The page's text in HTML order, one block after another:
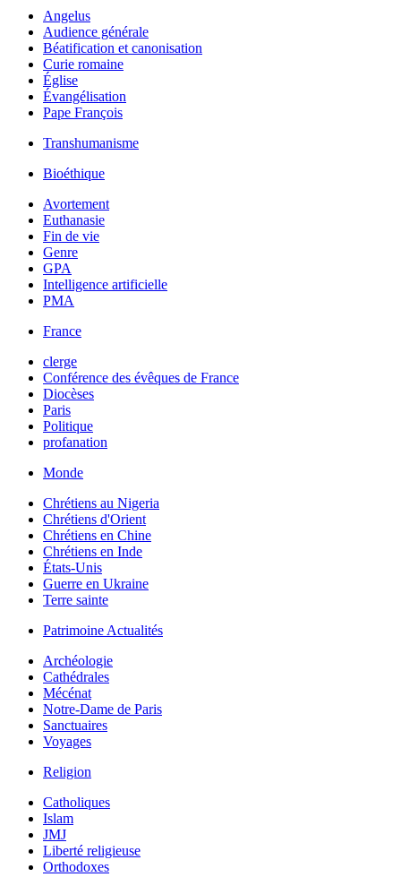
Angelus
Audience générale
Béatification et canonisation
Curie romaine
Église
Évangélisation
Pape François
Transhumanisme
Bioéthique
Avortement
Euthanasie
Fin de vie
Genre
GPA
Intelligence artificielle
PMA
France
clerge
Conférence des évêques de France
Diocèses
Paris
Politique
profanation
Monde
Chrétiens au Nigeria
Chrétiens d'Orient
Chrétiens en Chine
Chrétiens en Inde
États-Unis
Guerre en Ukraine
Terre sainte
Patrimoine Actualités
Archéologie
Cathédrales
Mécénat
Notre-Dame de Paris
Sanctuaires
Voyages
Religion
Catholiques
Islam
JMJ
Liberté religieuse
Orthodoxes